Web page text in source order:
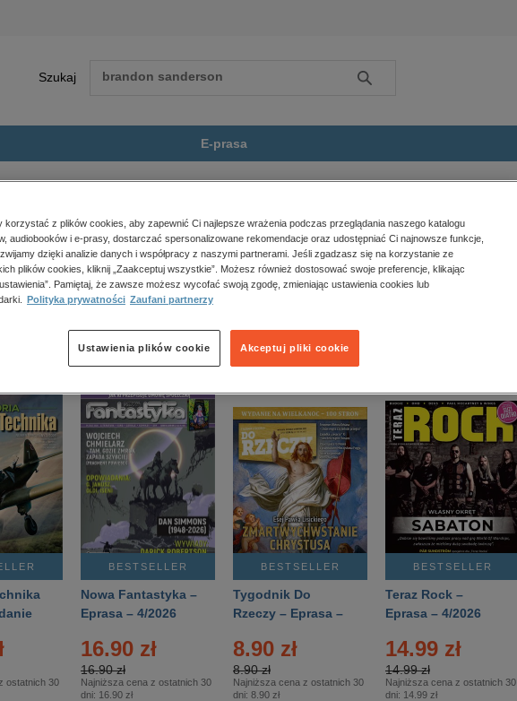
Szukaj Szukaj
E-prasa
polityka, społeczno-informacyjne
psychologiczne
inne
popularno-naukowe
historia
zdrowie
religie
anatomiczny” nie jest dostępny.
ostatnich 30
BESTSELLER
Nowa Fantastyka –
Eprasa – 4/2026
16.90 zł
16.90 zł
Najniższa cena z ostatnich 30
dni: 16.90 zł
BESTSELLER
Tygodnik Do
Rzeczy – Eprasa –
8.90 zł
8.90 zł
Najniższa cena z ostatnich 30
dni: 8.90 zł
BESTSELLER
Teraz Rock –
Eprasa – 4/2026
14.99 zł
14.99 zł
Najniższa cena z ostatnich 30
dni: 14.99 zł
korzystać z plików cookies, aby zapewnić Ci najlepsze wrażenia podczas przeglądania naszego katalogu
audiobooków i e-prasy, dostarczać spersonalizowane rekomendacje oraz udostępniać Ci najnowsze funkcje,
dzięki analizie danych i współpracy z naszymi partnerami. Jeśli zgadzasz się na korzystanie ze
plików cookies, kliknij „Zaakceptuj wszystkie”. Możesz również dostosować swoje preferencje, klikając
ustawienia”. Pamiętaj, że zawsze możesz wycofać swoją zgodę, zmieniając ustawienia cookies lub
Polityka prywatności Zaufani partnerzy
Akceptuj pliki cookie
Ustawienia plików cookie